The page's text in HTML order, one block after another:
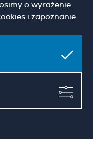
o wyrażenie
i zapoznanie